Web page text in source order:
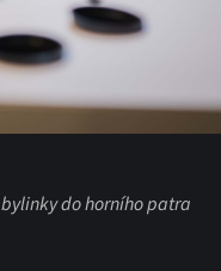
do horního patra